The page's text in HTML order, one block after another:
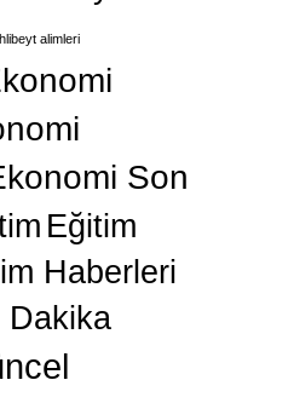
alimleri
Son
Eğitim
Haberleri
Dakika